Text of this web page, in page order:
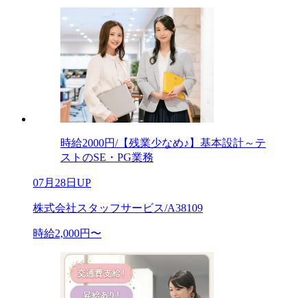
時給2000円/【残業少なめ♪】基本設計～テ
ストのSE・PG業務
07月28日UP
株式会社スタッフサービス/A38109
時給2,000円〜